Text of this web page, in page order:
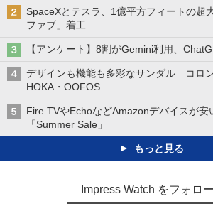
SpaceXとテスラ、1億平方フィートの超
ファブ」着工
【アンケート】8割がGemini利用、
デザインも機能も多彩なサンダル コロ
HOKA・OOFOS
Fire TVやEchoなどAmazonデバイスが
「Summer Sale」
もっと見る
Impress Watch をフォロ